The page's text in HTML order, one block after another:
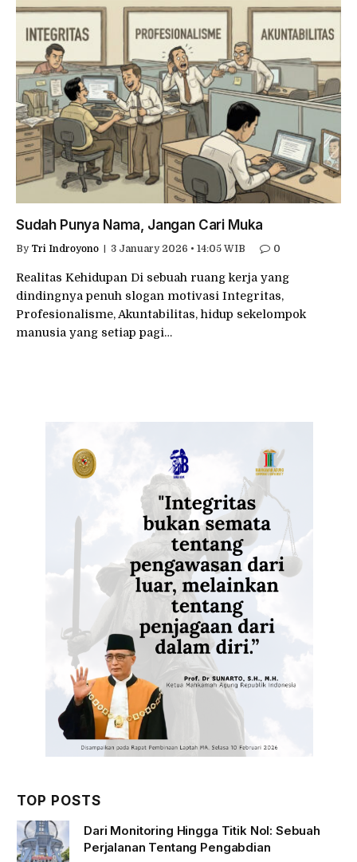
Sudah Punya Nama, Jangan Cari Muka
By Tri Indroyono 3 January 2026 • 14:05 WIB 0
Realitas Kehidupan Di sebuah ruang kerja yang
dindingnya penuh slogan motivasi Integritas,
Profesionalisme, Akuntabilitas, hidup sekelompok
manusia yang setiap pagi…
TOP POSTS
Dari Monitoring Hingga Titik Nol: Sebuah
Perjalanan Tentang Pengabdian